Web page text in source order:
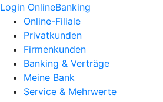
Login OnlineBanking
Online-Filiale
Privatkunden
Firmenkunden
Banking & Verträge
Meine Bank
Service & Mehrwerte